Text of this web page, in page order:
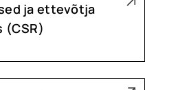
ja ettevõtja
(CSR)